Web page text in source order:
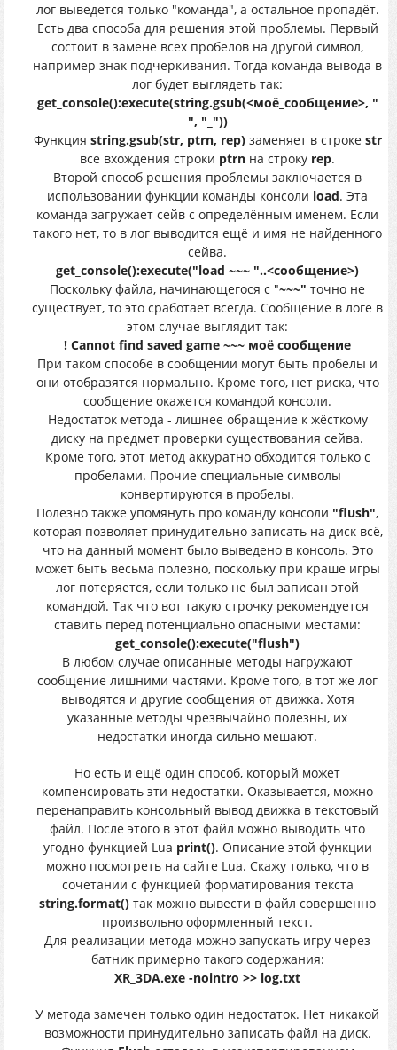
лог выведется только "команда", а остальное пропадёт.
Есть два способа для решения этой проблемы. Первый
состоит в замене всех пробелов на другой символ,
например знак подчеркивания. Тогда команда вывода в
лог будет выглядеть так:
get_console():execute(string.gsub(<моё_сообщение>, "
", "_"))
Функция string.gsub(str, ptrn, rep)заменяет в строке str
все вхождения строки ptrn на строку rep.
Второй способ решения проблемы заключается в
использовании функции команды консоли load. Эта
команда загружает сейв с определённым именем. Если
такого нет, то в лог выводится ещё и имя не найденного
сейва.
get_console():execute("load ~~~ "..<сообщение>)
Поскольку файла, начинающегося с "~~~" точно не
существует, то это сработает всегда. Сообщение в логе в
этом случае выглядит так:
! Cannot find saved game ~~~ моё сообщение
При таком способе в сообщении могут быть пробелы и
они отобразятся нормально. Кроме того, нет риска, что
сообщение окажется командой консоли.
Недостаток метода - лишнее обращение к жёсткому
диску на предмет проверки существования сейва.
Кроме того, этот метод аккуратно обходится только с
пробелами. Прочие специальные символы
конвертируются в пробелы.
Полезно также упомянуть про команду консоли "flush",
которая позволяет принудительно записать на диск всё,
что на данный момент было выведено в консоль. Это
может быть весьма полезно, поскольку при краше игры
лог потеряется, если только не был записан этой
командой. Так что вот такую строчку рекомендуется
ставить перед потенциально опасными местами:
get_console():execute("flush")
В любом случае описанные методы нагружают
сообщение лишними частями. Кроме того, в тот же лог
выводятся и другие сообщения от движка. Хотя
указанные методы чрезвычайно полезны, их
недостатки иногда сильно мешают.
Но есть и ещё один способ, который может
компенсировать эти недостатки. Оказывается, можно
перенаправить консольный вывод движка в текстовый
файл. После этого в этот файл можно выводить что
угодно функцией Lua print(). Описание этой функции
можно посмотреть на сайте Lua. Скажу только, что в
сочетании с функцией форматирования текста
string.format() так можно вывести в файл совершенно
произвольно оформленный текст.
Для реализации метода можно запускать игру через
батник примерно такого содержания:
XR_3DA.exe -nointro >> log.txt
У метода замечен только один недостаток. Нет никакой
возможности принудительно записать файл на диск.